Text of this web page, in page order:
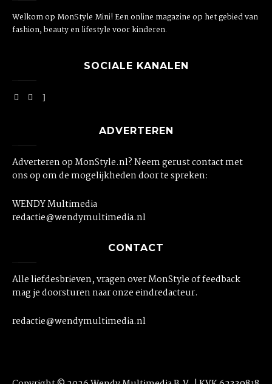
Welkom op MonStyle Mini! Een online magazine op het gebied van
fashion, beauty en lifestyle voor kinderen.
SOCIALE KANALEN
ADVERTEREN
Adverteren op MonStyle.nl? Neem gerust contact met
ons op om de mogelijkheden door te spreken:
WENDY Multimedia
redactie@wendymultimedia.nl
CONTACT
Alle liefdesbrieven, vragen over MonStyle of feedback
mag je doorsturen naar onze eindredacteur.
redactie@wendymultimedia.nl